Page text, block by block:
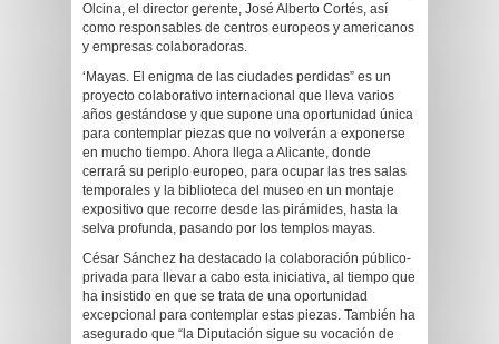
Olcina, el director gerente, José Alberto Cortés, así
como responsables de centros europeos y americanos
y empresas colaboradoras.
‘Mayas. El enigma de las ciudades perdidas” es un
proyecto colaborativo internacional que lleva varios
años gestándose y que supone una oportunidad única
para contemplar piezas que no volverán a exponerse
en mucho tiempo. Ahora llega a Alicante, donde
cerrará su periplo europeo, para ocupar las tres salas
temporales y la biblioteca del museo en un montaje
expositivo que recorre desde las pirámides, hasta la
selva profunda, pasando por los templos mayas.
César Sánchez ha destacado la colaboración público-
privada para llevar a cabo esta iniciativa, al tiempo que
ha insistido en que se trata de una oportunidad
excepcional para contemplar estas piezas. También ha
asegurado que “la Diputación sigue su vocación de